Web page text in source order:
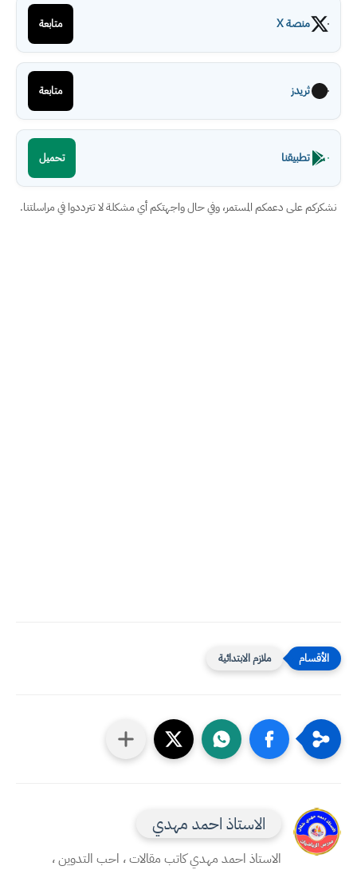
منصة X متابعة
ثريدز متابعة
تطبيقنا تحميل
نشكركم على دعمكم المستمر، وفي حال واجهتكم أي مشكلة لا تترددوا في مراسلتنا.
ملازم الابتدائية
الاستاذ احمد مهدي
الاستاذ احمد مهدي كاتب مقالات ، احب التدوين ،